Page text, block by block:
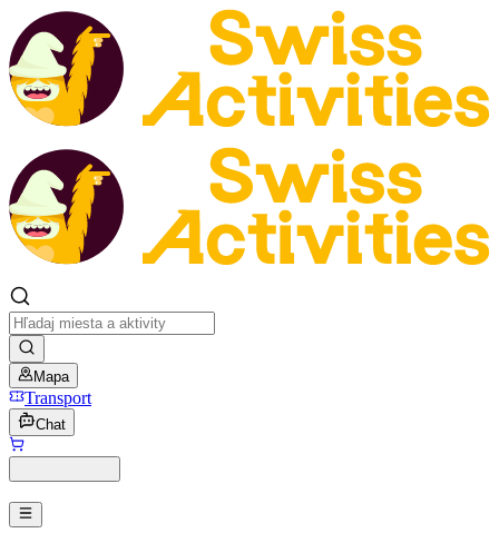
Mapa
Transport
Chat